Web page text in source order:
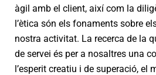
àgil amb el client, així com la
l’ètica són els fonaments sobre
nostra activitat. La recerca de la
de servei és per a nosaltres una
l’esperit creatiu i de superació, el